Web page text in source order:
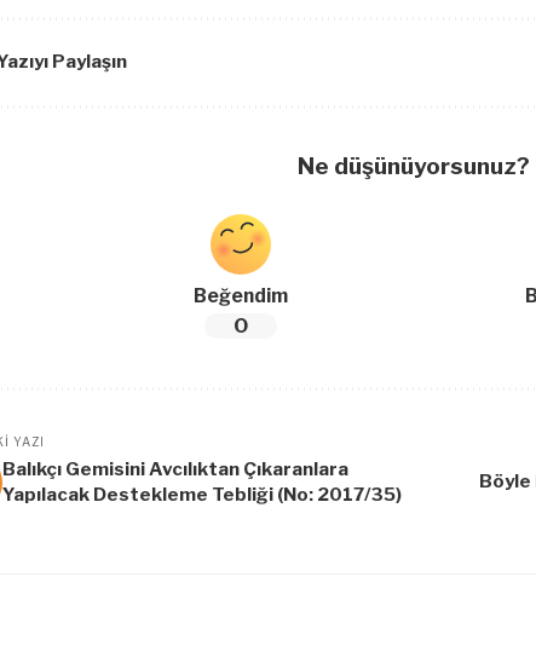
Paylaşın
Ne düşünüyorsunuz?
Beğendim
0
YAZI
Balıkçı Gemisini Avcılıktan Çıkaranlara
Yapılacak Destekleme Tebliği (No: 2017/35)
Böyle